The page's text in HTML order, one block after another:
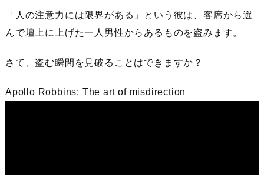
「人の注意力には限界がある」という彼は、客席から選
んで壇上に上げた一人男性からあるものを盗みます。
さて、盗む瞬間を見破ることはできますか？
Apollo Robbins: The art of misdirection